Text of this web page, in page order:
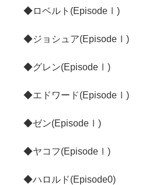
◆ロベルト(EpisodeⅠ)
◆ジョシュア(EpisodeⅠ)
◆グレン(EpisodeⅠ)
◆エドワード(EpisodeⅠ)
◆ゼン(EpisodeⅠ)
◆ヤコフ(EpisodeⅠ)
◆ハロルド(Episode0)